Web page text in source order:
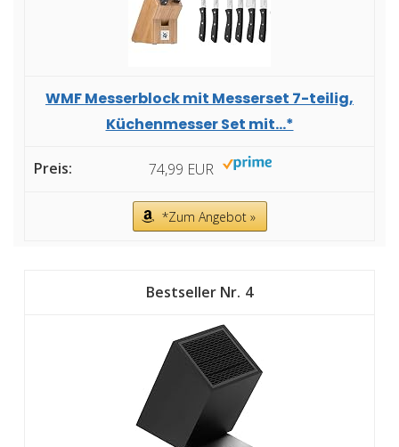
WMF Messerblock mit Messerset 7-teilig,
Küchenmesser Set mit...*
74,99 EUR
*Zum Angebot »
4